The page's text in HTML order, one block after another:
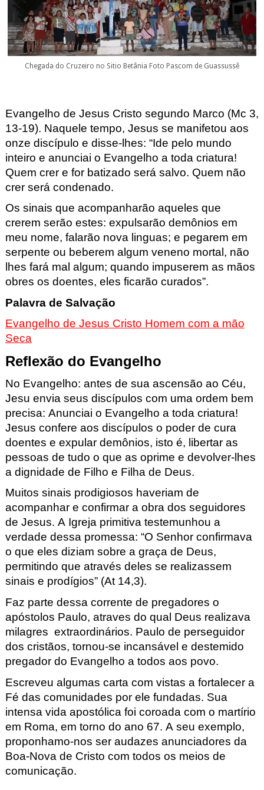
Chegada do Cruzeiro no Sitio Betânia Foto Pascom de Guassussê
Evangelho de Jesus Cristo segundo Marco (Mc 3,
13-19). Naquele tempo, Jesus se manifetou aos
onze discípulo e disse-lhes: “Ide pelo mundo
inteiro e anunciai o Evangelho a toda criatura!
Quem crer e for batizado será salvo. Quem não
crer será condenado.
Os sinais que acompanharão aqueles que
crerem serão estes: expulsarão demônios em
meu nome, falarão nova linguas; e pegarem em
serpente ou beberem algum veneno mortal, não
lhes fará mal algum; quando impuserem as mãos
obres os doentes, eles ficarão curados”.
Palavra de Salvação
Evangelho de Jesus Cristo Homem com a mão
Seca
Reflexão do Evangelho
No Evangelho: antes de sua ascensão ao Céu,
Jesu envia seus discípulos com uma ordem bem
precisa: Anunciai o Evangelho a toda criatura!
Jesus confere aos discípulos o poder de cura
doentes e expular demônios, isto é, libertar as
pessoas de tudo o que as oprime e devolver-lhes
a dignidade de Filho e Filha de Deus.
Muitos sinais prodigiosos haveriam de
acompanhar e confirmar aobra dos seguidores
de Jesus. A Igreja primitiva testemunhou a
verdade dessa promessa: “O Senhor confirmava
o que eles diziam sobre a graça de Deus,
permitindo que através deles se realizassem
sinais e prodígios” (At 14,3).
Faz parte dessa corrente de pregadores o
apóstolos Paulo, atraves do qual Deus realizava
milagres extraordinários. Paulo de perseguidor
dos cristãos, tornou-se incansável e destemido
pregador do Evangelho a todos aos povo.
Escreveu algumas carta com vistas a fortalecer a
Fé das comunidades por ele fundadas. Sua
intensa vida apostólica foi coroada com o martírio
em Roma, em torno do ano 67. A seu exemplo,
proponhamo-nos ser audazes anunciadores da
Boa-Nova de Cristo com todos os meios de
comunicação.